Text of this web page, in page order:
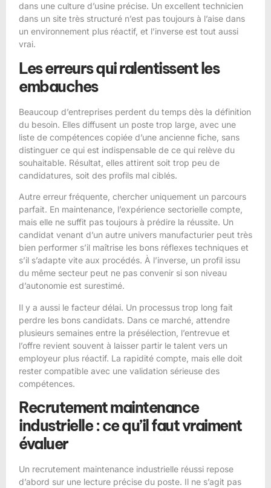
dans une culture d’usine précise. Un excellent technicien
dans un site très structuré n’est pas toujours à l’aise dans
un environnement plus réactif, et l’inverse est tout aussi
vrai.
Les erreurs qui ralentissent les
embauches
Beaucoup d’entreprises perdent du temps dès la définition
du besoin. Elles diffusent un poste trop large, avec une
liste de compétences copiée d’une ancienne fiche, sans
distinguer ce qui est indispensable de ce qui relève du
souhaitable. Résultat, elles attirent soit trop peu de
candidatures, soit des profils mal ciblés.
Autre erreur fréquente, chercher uniquement un parcours
parfait. En maintenance, l’expérience sectorielle compte,
mais elle ne suffit pas toujours à prédire la réussite. Un
candidat venant d’un autre univers manufacturier peut très
bien performer s’il maîtrise les bons réflexes techniques et
s’il s’adapte vite aux procédés. À l’inverse, un profil issu
du même secteur peut ne pas convenir si son niveau
d’autonomie est surestimé.
Il y a aussi le facteur délai. Un processus trop long fait
perdre les bons candidats. Dans ce marché, attendre
plusieurs semaines entre la présélection, l’entrevue et
l’offre revient souvent à laisser partir le talent vers un
employeur plus réactif. La rapidité compte, mais elle doit
rester compatible avec une validation sérieuse des
compétences.
Recrutement maintenance
industrielle : ce qu’il faut vraiment
évaluer
Un recrutement maintenance industrielle réussi repose
d’abord sur une lecture précise du poste. Il ne s’agit pas